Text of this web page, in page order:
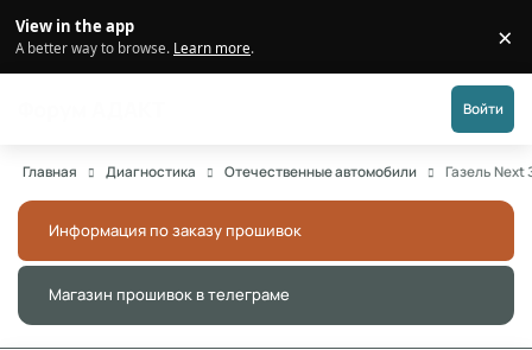
View in the app
A better way to browse. Learn more. ×
Войти
Главная Диагностика Отечественные автомобили Газель
Информация по заказу прошивок
Магазин прошивок в телеграме